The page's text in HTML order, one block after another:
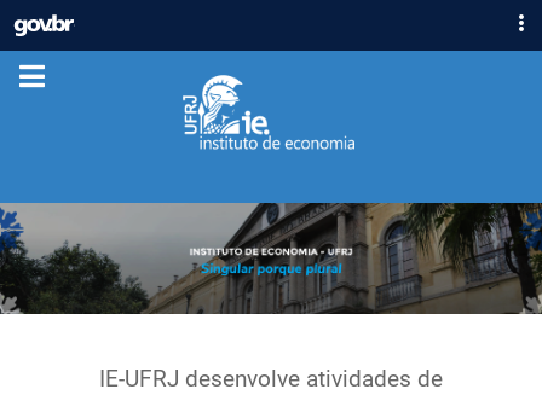
GOVBR
ACESSO À INFORMAÇÃO
Ministério da Justiça e Segurança Pública
Ministério da Defesa
IE-UFRJ desenvolve atividades de